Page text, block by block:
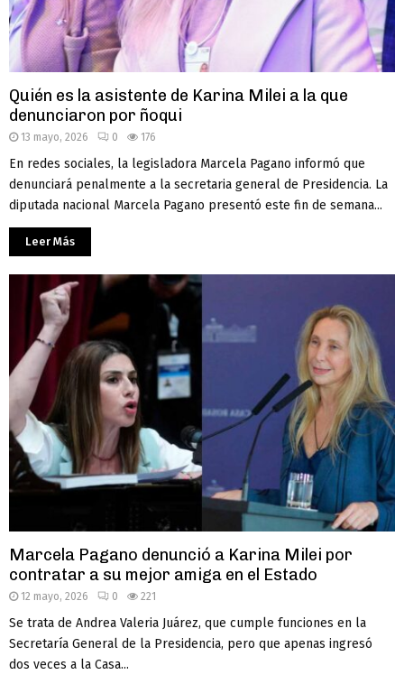
Quién es la asistente de Karina Milei a la que
denunciaron por ñoqui
13 mayo, 2026 0 176
En redes sociales, la legisladora Marcela Pagano informó que
denunciará penalmente a la secretaria general de Presidencia. La
diputada nacional Marcela Pagano presentó este fin de semana...
Leer Más
Marcela Pagano denunció a Karina Milei por
contratar a su mejor amiga en el Estado
12 mayo, 2026 0 221
Se trata de Andrea Valeria Juárez, que cumple funciones en la
Secretaría General de la Presidencia, pero que apenas ingresó
dos veces a la Casa...